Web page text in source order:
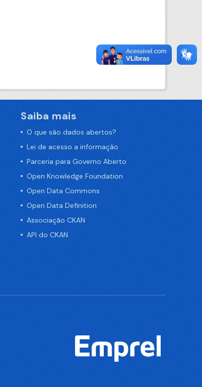
Saiba mais
O que são dados abertos?
Lei de acesso a informação
Parceria para Governo Aberto
Open Knowledge Foundation
Open Data Commons
Open Data Definition
Associação CKAN
API do CKAN